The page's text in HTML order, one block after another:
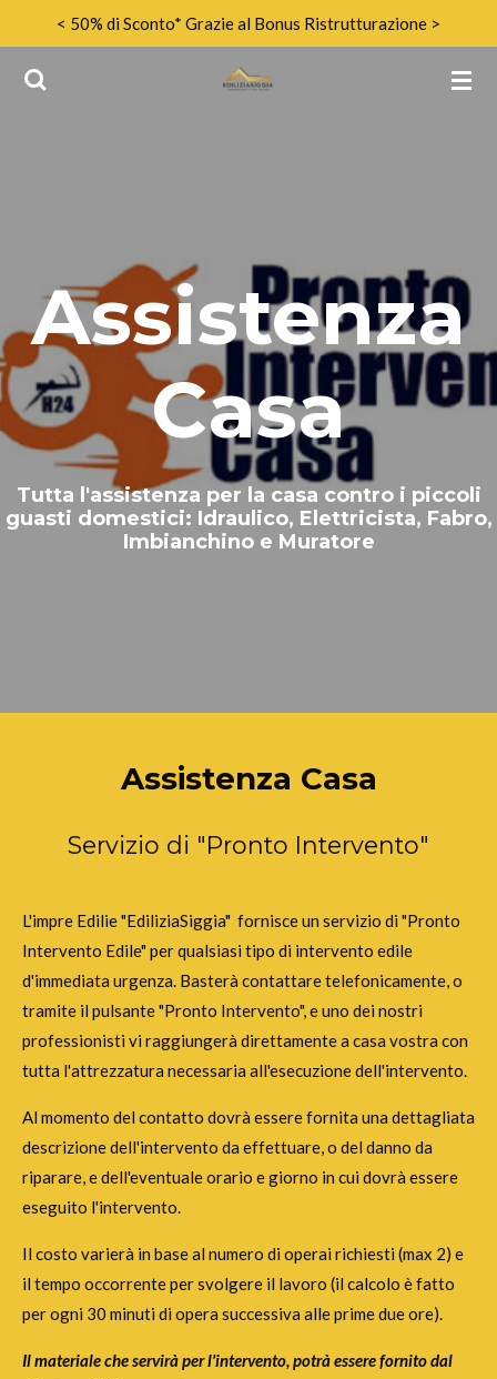
contenuto
< 50% di Sconto* Grazie al Bonus Ristrutturazione >
Assistenza
Casa
Tutta l'assistenza per la casa contro i piccoli
guasti domestici: Idraulico, Elettricista, Fabro,
Imbianchino e Muratore
Assistenza Casa
Servizio di "Pronto Intervento"
L'impre Edilie "EdiliziaSiggia" fornisce un servizio di "Pronto
Intervento Edile" per qualsiasi tipo di intervento edile
d'immediata urgenza. Basterà contattare telefonicamente, o
tramite il pulsante "Pronto Intervento", e uno dei nostri
professionisti vi raggiungerà direttamente a casa vostra con
tutta l'attrezzatura necessaria all'esecuzione dell'intervento.
Al momento del contatto dovrà essere fornita una dettagliata
descrizione dell'intervento da effettuare, o del danno da
riparare, e dell'eventuale orario e giorno in cui dovrà essere
eseguito l'intervento.
Il costo varierà in base al numero di operai richiesti (max 2) e
il tempo occorrente per svolgere il lavoro (il calcolo è fatto
per ogni 30 minuti di opera successiva alle prime due ore).
Il materiale che servirà per l'intervento, potrà essere fornito dal